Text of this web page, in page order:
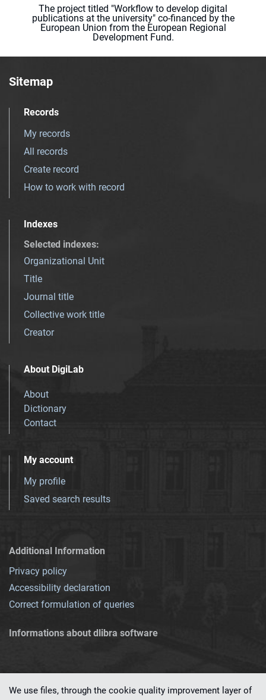
The project titled "Workflow to develop digital
publications at the university" co-financed by the
European Union from the European Regional
Development Fund.
Sitemap
Records
My records
All records
Create record
How to work with record
Indexes
Selected indexes:
Organizational Unit
Title
Journal title
Collective work title
Creator
About DigiLab
About
Dictionary
Contact
My account
My profile
Saved search results
Additional Information
Privacy policy
Accessibility declaration
Correct formulation of queries
Informations about dlibra software
We use files, through the cookie quality improvement layer of